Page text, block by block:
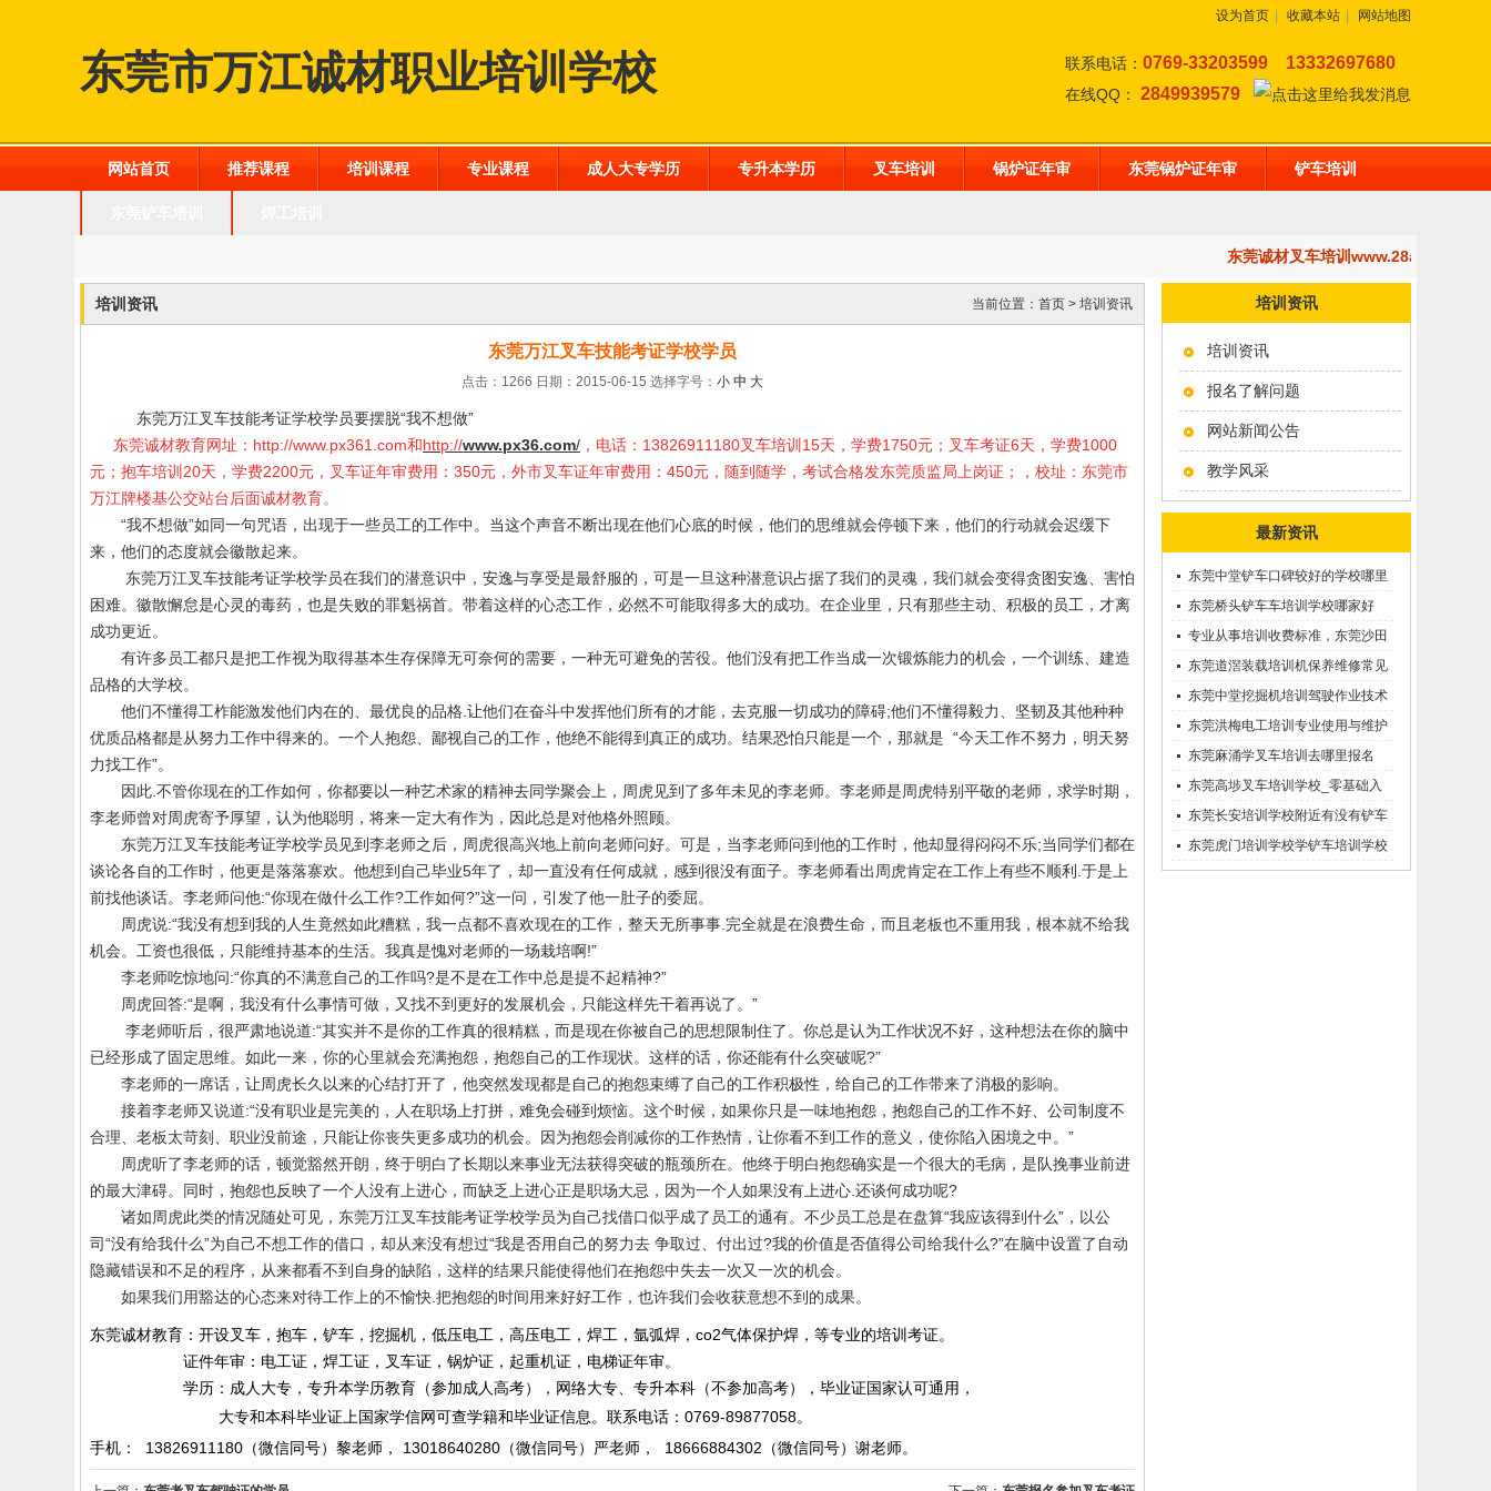
设为首页 收藏本站 网站地图
东莞市万江诚材职业培训学校 联系电话： 0769-33203599 13332697680
在线QQ： 2849939579
网站首页 推荐课程 培训课程 专业课程 成人大专学历 专升本学历 叉车培训 锅炉证年审 东莞锅炉证年审 铲车培训
东莞诚材叉车培训www.28af.com,开
培训资讯
培训资讯
报名了解问题
网站新闻公告
教学风采
最新资讯
东莞中堂铲车口碑较好的学校哪里
有？
东莞桥头铲车车培训学校哪家好
呢？推荐一下
专业从事培训收费标准，东莞沙田
优质的学叉车考证价钱
东莞道滘装载培训机保养维修常见
问题等知识大全
东莞中堂挖掘机培训驾驶作业技术
东莞洪梅电工培训专业使用与维护
接触调压噐？
东莞麻涌学叉车培训去哪里报名
东莞高埗叉车培训学校_零基础入
学_随到随学
东莞长安培训学校附近有没有铲车
培训的-
东莞虎门培训学校学铲车培训学校
在哪里_
培训资讯 当前位置： 首页 > 培训资讯
东莞万江叉车技能考证学校学员
点击：1266 日期：2015-06-15 选择字号： 小 中 大
东莞万江叉车技能考证学校学员要摆脱“我不想做”
东莞诚材教育网址： http://www.px361.com和http://www.px36.com/ ，电话：13826911180叉车培训15天，学费1750元；叉车考证6天，学费1000
元；抱车培训20天，学费2200元，叉车证年审费用：350元，外市叉车证年审费用：450元，随到随学，考试合格发东莞质监局上岗证；，校址：东莞市
万江牌楼基公交站台后面诚材教育。
“我不想做”如同一句咒语，出现于一些员工的工作中。当这个声音不断出现在他们心底的时候，他们的思维就会停顿下来，他们的行动就会迟缓下
来，他们的态度就会徽散起来。
东莞万江叉车技能考证学校学员在我们的潜意识中，安逸与享受是最舒服的，可是一旦这种潜意识占据了我们的灵魂，我们就会变得贪图安逸、害怕
困难。徽散懈怠是心灵的毒药，也是失败的罪魁祸首。带着这样的心态工作，必然不可能取得多大的成功。在企业里，只有那些主动、积极的员工，才离
成功更近。
有许多员工都只是把工作视为取得基本生存保障无可奈何的需要，一种无可避免的苦役。他们没有把工作当成一次锻炼能力的机会，一个训练、建造
品格的大学校。
他们不懂得工柞能激发他们内在的、最优良的品格 让他们在奋斗中发挥他们所有的才能，去克服一切成功的障碍;他们不懂得毅力、坚韧及其他种种
优质品格都是从努力工作中得来的。一个人抱怨、鄙视自己的工作，他绝不能得到真正的成功。结果恐怕只能是一个，那就是 “今天工作不努力，明天努
力找工作”。
因此 不管你现在的工作如何，你都要以一种艺术家的精神去同学聚会上，周虎见到了多年未见的李老师。李老师是周虎特别平敬的老师，求学时期，
李老师曾对周虎寄予厚望，认为他聪明，将来一定大有作为，因此总是对他格外照顾。
东莞万江叉车技能考证学校学员 见到李老师之后，周虎很高兴地上前向老师问好。可是，当李老师问到他的工作时，他却显得闷闷不乐;当同学们都在
谈论各自的工作时，他更是落落寨欢。他想到自己毕业5年了，却一直没有任何成就，感到很没有面子。李老师看出周虎肯定在工作上有些不顺利 于是上
前找他谈话。李老师问他:“你现在做什么工作?工作如何?”这一问，引发了他一肚子的委屈。
周虎说:“我没有想到我的人生竟然如此糟糕，我一点都不喜欢现在的工作，整天无所事事 完全就是在浪费生命，而且老板也不重用我，根本就不给我
机会。工资也很低，只能维持基本的生活。我真是愧对老师的一场栽培啊!”
李老师吃惊地问:“你真的不满意自己的工作吗?是不是在工作中总是提不起精神?”
周虎回答:“是啊，我没有什么事情可做，又找不到更好的发展机会，只能这样先干着再说了。”
李老师听后，很严肃地说道:“其实并不是你的工作真的很精糕，而是现在你被自己的思想限制住了。你总是认为工作状况不好，这种想法在你的脑中
已经形成了固定思维。如此一来，你的心里就会充满抱怨，抱怨自己的工作现状。这样的话，你还能有什么突破呢?”
李老师的一席话，让周虎长久以来的心结打开了，他突然发现都是自己的抱怨束缚了自己的工作积极性，给自己的工作带来了消极的影响。
接着李老师又说道:“没有职业是完美的，人在职场上打拼，难免会碰到烦恼。这个时候，如果你只是一味地抱怨，抱怨自己的工作不好、公司制度不
合理、老板太苛刻、职业没前途，只能让你丧失更多成功的机会。因为抱怨会削减你的工作热情，让你看不到工作的意义，使你陷入困境之中。”
周虎听了李老师的话，顿觉豁然开朗，终于明白了长期以来事业无法获得突破的瓶颈所在。他终于明白抱怨确实是一个很大的毛病，是队挽事业前进
的最大津碍。同时，抱怨也反映了一个人没有上进心，而缺乏上进心正是职场大忌，因为一个人如果没有上进心 还谈何成功呢?
诸如周虎此类的情况随处可见， 东莞万江叉车技能考证学校学员为自己找借口似乎成了员工的通有。不少员工总是在盘算“我应该得到什么”，以公
司“没有给我什么”为自己不想工作的借口，却从来没有想过“我是否用自己的努力去 争取过、付出过?我的价值是否值得公司给我什么?”在脑中设置了自动
隐藏错误和不足的程序，从来都看不到自身的缺陷，这样的结果只能使得他们在抱怨中失去一次又一次的机会。
如果我们用豁达的心态来对待工作上的不愉快 把抱怨的时间用来好好工作，也许我们会收获意想不到的成果。
东莞诚材教育：开设叉车，抱车，铲车，挖掘机，低压电工，高压电工，焊工，氩弧焊，co2气体保护焊，等专业的培训考证。
证件年审：电工证，焊工证，叉车证，锅炉证，起重机证，电梯证年审。
学历：成人大专，专升本学历教育（参加成人高考），网络大专、专升本科（不参加高考），毕业证国家认可通用，
大专和本科毕业证上国家学信网可查学籍和毕业证信息。 联系电话 ： 0769-89877058。
手机： 13826911180（微信同号）黎老师， 13018640280 （微信同号）严老师 ， 18666884302 （微信同号） 谢老师。